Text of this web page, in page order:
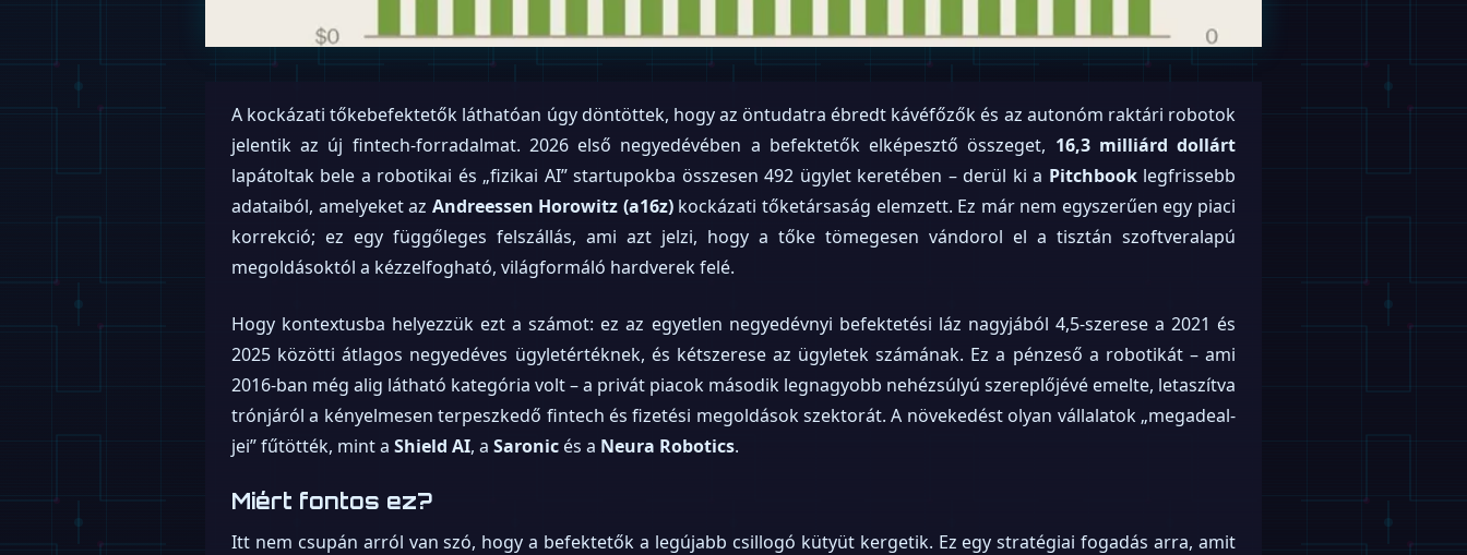
A kockázati tőkebefektetők láthatóan úgy döntöttek, hogy az öntudatra ébredt kávéfőzők és az autonóm raktári robotok
jelentik az új fintech-forradalmat. 2026 első negyedévében a befektetők elképesztő összeget, 16,3 milliárd dollárt
lapátoltak bele a robotikai és „fizikai AI” startupokba összesen 492 ügylet keretében – derül ki a Pitchbooklegfrissebb
adataiból, amelyeket az Andreessen Horowitz (a16z)kockázati tőketársaság elemzett. Ez már nem egyszerűen egy piaci
korrekció; ez egy függőleges felszállás, ami azt jelzi, hogy a tőke tömegesen vándorol el a tisztán szoftveralapú
megoldásoktól a kézzelfogható, világformáló hardverek felé.
Hogy kontextusba helyezzük ezt a számot: ez az egyetlen negyedévnyi befektetési láz nagyjából 4,5-szerese a 2021 és
2025 közötti átlagos negyedéves ügyletértéknek, és kétszerese az ügyletek számának. Ez a pénzeső a robotikát – ami
2016-ban még alig látható kategória volt – a privát piacok második legnagyobb nehézsúlyú szereplőjévé emelte, letaszítva
trónjáról a kényelmesen terpeszkedő fintech és fizetési megoldások szektorát. A növekedést olyan vállalatok „megadeal-
jei” fűtötték, mint a Shield AI, a Saronic és a Neura Robotics.
Miért fontos ez?
Itt nem csupán arról van szó, hogy a befektetők a legújabb csillogó kütyüt kergetik. Ez egy stratégiai fogadás arra, amit